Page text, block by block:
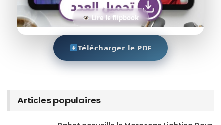
Lire le flipbook
Télécharger le PDF
Articles populaires